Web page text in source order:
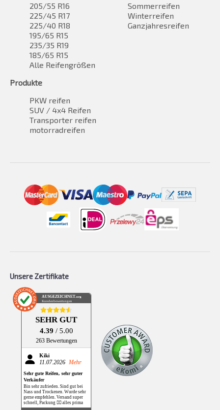
205/55 R16
225/45 R17
225/40 R18
195/65 R15
235/35 R19
185/65 R15
Alle Reifengrößen
Sommerreifen
Winterreifen
Ganzjahresreifen
Produkte
PKW reifen
SUV / 4x4 Reifen
Transporter reifen
motorradreifen
Unsere Zertifikate
AUSGEZEICHNET.org
Kundenbewertungen
SEHR GUT
4.39 / 5.00
263 Bewertungen
Kiki
11.07.2026 Mehr
Sehr gute Reifen, sehr guter
Verkäufer
Bin sehr zufrieden. Sind gut bei
Nass und Trockenen. Wurde sehr
gerne empfehlen. Versand super
schnell, Packung 👌🏻 alles prima